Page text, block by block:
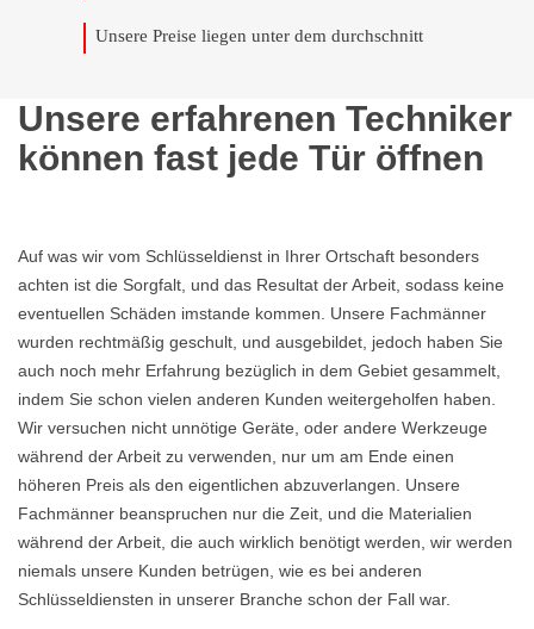
Unsere Preise liegen unter dem durchschnitt
Unsere erfahrenen Techniker
können fast jede Tür öffnen
Auf was wir vom Schlüsseldienst in Ihrer Ortschaft besonders
achten ist die Sorgfalt, und das Resultat der Arbeit, sodass keine
eventuellen Schäden imstande kommen. Unsere Fachmänner
wurden rechtmäßig geschult, und ausgebildet, jedoch haben Sie
auch noch mehr Erfahrung bezüglich in dem Gebiet gesammelt,
indem Sie schon vielen anderen Kunden weitergeholfen haben.
Wir versuchen nicht unnötige Geräte, oder andere Werkzeuge
während der Arbeit zu verwenden, nur um am Ende einen
höheren Preis als den eigentlichen abzuverlangen. Unsere
Fachmänner beanspruchen nur die Zeit, und die Materialien
während der Arbeit, die auch wirklich benötigt werden, wir werden
niemals unsere Kunden betrügen, wie es bei anderen
Schlüsseldiensten in unserer Branche schon der Fall war.